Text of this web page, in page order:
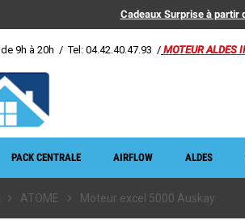
Cadeaux Surprise à partir
de 9h à 20h / Tel: 04.42.40.47.93 / MOTEUR ALDES
PACK CENTRALE AIRFLOW ALDES
chevron_right ATOME chevron_right Moteur excel 5000 Auskay